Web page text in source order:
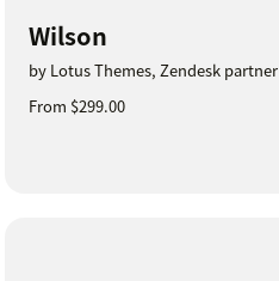
Wilson
by Lotus Themes, Zendesk partner
From $299.00